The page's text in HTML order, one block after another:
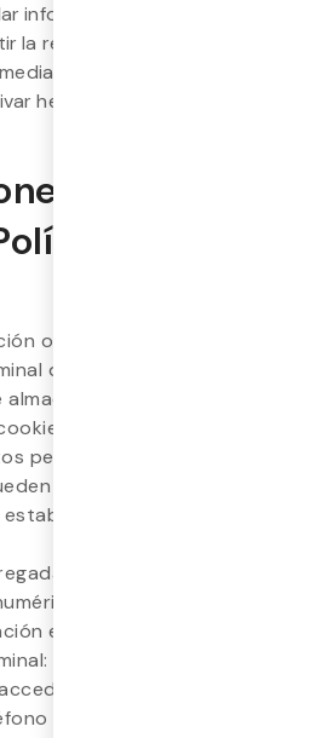
información agregada sobre
la reproducción y visualización
posibilitar la interacción
herramientas de seguridad, y
utilizadas
de
obtenida a través del
del usuario mediante
y
o similares). Se
personales cuando
identificar a una persona
el artículo 4 del
Datos no nominales,
utilizados para
estadística.
El dispositivo desde el
al servicio, como un
móvil, tableta, etc., y